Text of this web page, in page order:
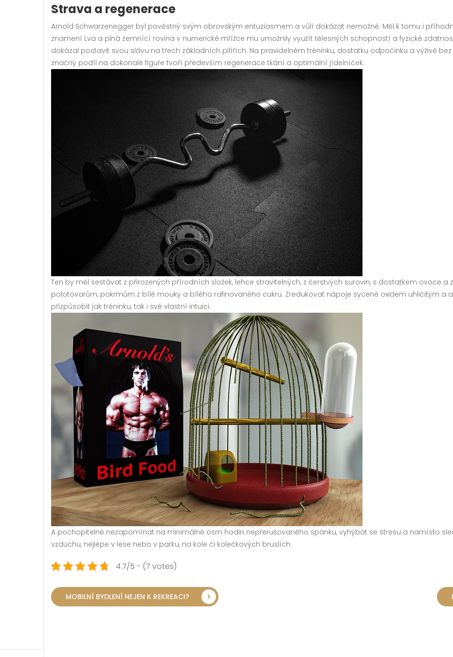
Strava a regenerace
Arnold Schwarzenegger byl pověstný svým obrovským entuziasmem a vůlí dokázat nemožné. Měl k tomu i
znamení Lva a plná zemnící rovina v numerické mřížce mu umožnily využít tělesných schopností a fyzické
dokázal postavit svou slávu na třech základních pilířích: Na pravidelném tréninku, dostatku odpočinku a výživě bez
značný podíl na dokonalé figuře tvoří především regenerace tkání a optimální jídelníček.
Ten by měl sestávat z přirozených přírodních složek, lehce stravitelných, z čerstvých surovin, s dostatkem ovoce a
polotovarům, pokrmům z bílé mouky a bílého rafinovaného cukru. Zredukovat nápoje sycené oxidem uhličitým a
přizpůsobit jak tréninku, tak i své vlastní intuici.
A pochopitelně nezapomínat na minimálně osm hodin nepřerušovaného spánku, vyhýbat se stresu a namísto
vzduchu, nejlépe v lese nebo v parku, na kole či kolečkových bruslích.
4.7/5 - (7 votes)
MOBILNÍ BYDLENÍ NEJEN K REKREACI?